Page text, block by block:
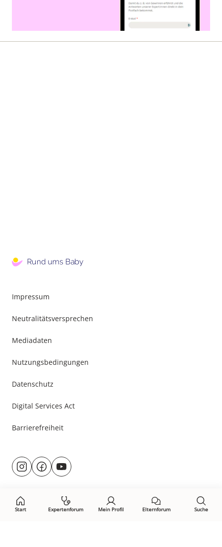
Start Expertenforum Mein Profil Elternforum Suche
Impressum
Neutralitätsversprechen
Mediadaten
Nutzungsbedingungen
Datenschutz
Digital Services Act
Barrierefreiheit
Besuche
uns@rund.ums.baby
facebook.com/rundumsbaby.de
youtube.com/@rundumsbaby_